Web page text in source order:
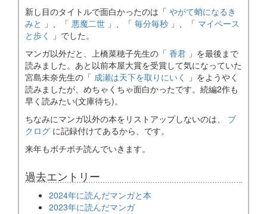
新し目のタイトルで面白かったのは「 やがて蛸になるき
みと 」、「 悪魔二世 」、「 毎分毎秒 」、「 マイペース
と歩く
」でした。
マンガ以外だと、上橋菜穂子先生の「 香君 」を最後まで
読みました。あと以前本屋大賞を受賞して気になっていた
宮島未奈先生の「 成瀬は天下を取りにいく
」をようやく
読みましたが、めちゃくちゃ面白かったです。続編2作も
早く読みたい(文庫待ち)。
ちなみにマンガ以外の本をリストアップしないのは、 ブ
クログ に記録付けてあるから、です。
来年もボチボチ読んでいきます。
過去エントリー
2024年に読んだマンガと本
2023年に読んだマンガ